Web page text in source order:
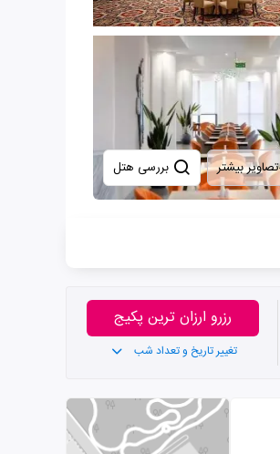
تصاویر بیشتر
رزرو ارزان ترین پکیج
تغییر تاریخ و تعداد شب